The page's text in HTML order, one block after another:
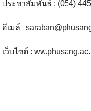
ประชาสัมพันธ์ : (054)
อีเมล์ :
เว็บไซต์ :